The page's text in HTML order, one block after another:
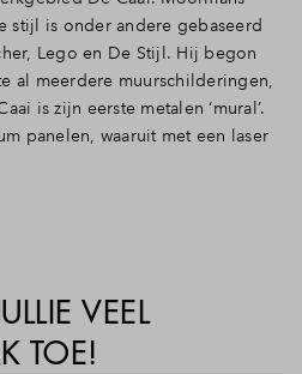
stijl is onder andere gebaseerd
Lego en De Stijl. Hij begon
al meerdere muurschilderingen,
is zijn eerste metalen ‘mural’.
panelen, waaruit met een laser
VEEL
TOE!